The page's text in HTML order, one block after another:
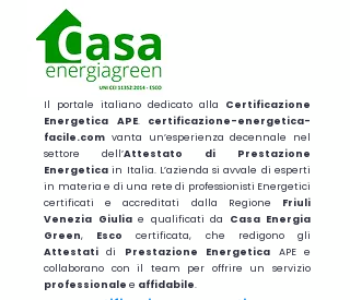
Il portale italiano dedicato alla Certificazione
Energetica APE. certificazione-energetica-
facile.com vanta un’esperienza decennale nel
settore dell’Attestato di Prestazione
Energetica in Italia. L’azienda si avvale di esperti
in materia e di una rete di professionisti Energetici
certificati e accreditati dalla Regione Friuli
Venezia Giuliae qualificati da
Casa Energia
Green, Escocertificata, che redigono gli
Attestatidi Prestazione Energetica APE e
collaborano con il team per offrire un servizio
professionale e affidabile.